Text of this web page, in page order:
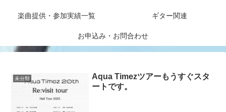
楽曲提供・参加実績一覧 ギター関連
お申込み・お問合わせ
未分類
Aqua Timezツアーもうすぐスタ
ートです。